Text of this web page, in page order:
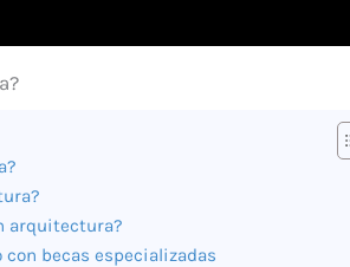
arquitectura?
becas especializadas